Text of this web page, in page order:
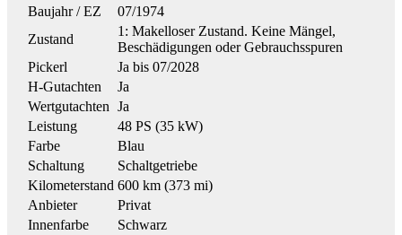
Baujahr / EZ
07/1974
Zustand
1: Makelloser Zustand. Keine Mängel,
Beschädigungen oder Gebrauchsspuren
Pickerl
Ja bis 07/2028
H-Gutachten
Ja
Wertgutachten Ja
Leistung
48 PS (35 kW)
Farbe
Blau
Schaltung
Schaltgetriebe
Kilometerstand 600 km (373 mi)
Anbieter
Privat
Innenfarbe
Schwarz